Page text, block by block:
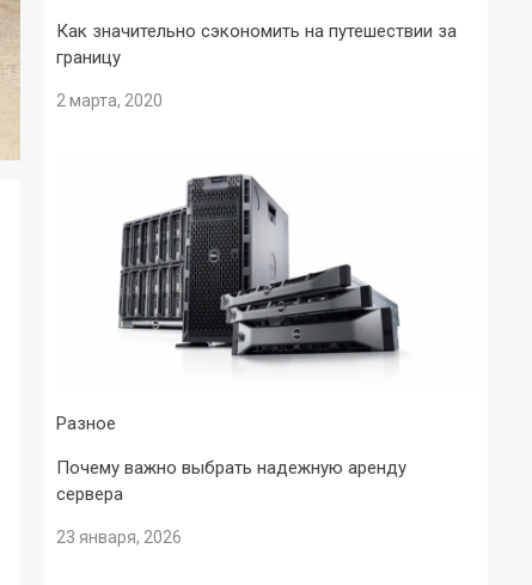
Как значительно сэкономить на путешествии за
границу
2 марта, 2020
Разное
Почему важно выбрать надежную аренду
сервера
23 января, 2026